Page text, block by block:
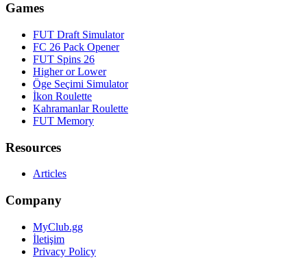
Games
FUT Draft Simulator
FC 26 Pack Opener
FUT Spins 26
Higher or Lower
Öge Seçimi Simulator
İkon Roulette
Kahramanlar Roulette
FUT Memory
Resources
Articles
Company
MyClub.gg
İletişim
Privacy Policy